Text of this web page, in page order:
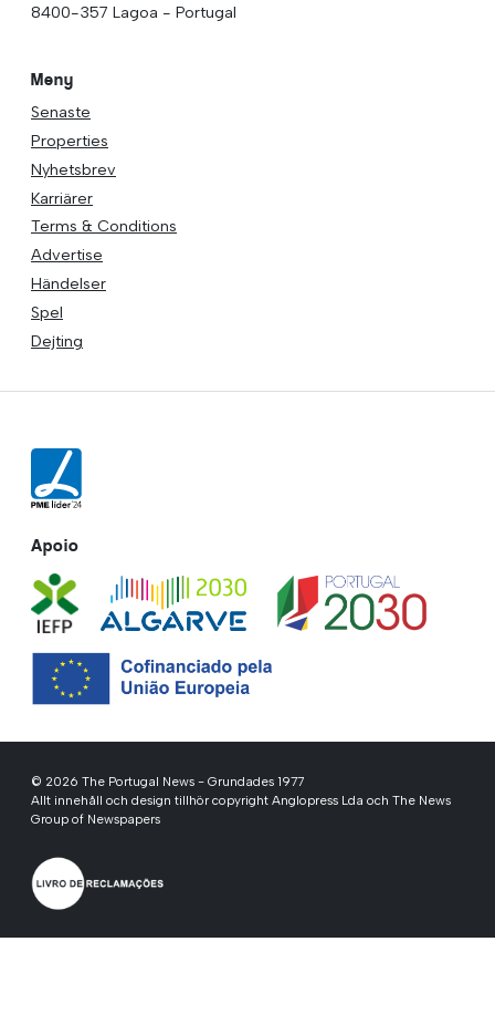
8400-357 Lagoa - Portugal
Meny
Senaste
Properties
Nyhetsbrev
Karriärer
Terms & Conditions
Advertise
Händelser
Spel
Dejting
Apoio
© 2026 The Portugal News - Grundades 1977
Allt innehåll och design tillhör copyright Anglopress Lda och The News
Group of Newspapers